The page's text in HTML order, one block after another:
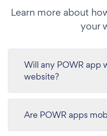
Learn more about
your
Will any POWR app
website?
Are POWR apps